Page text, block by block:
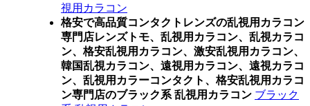
視用カラコン
格安で高品質コンタクトレンズの乱視用カラコン
専門店レンズトモ、乱視用カラコン、乱視カラコ
ン、格安乱視用カラコン、激安乱視用カラコン、
韓国乱視カラコン、遠視用カラコン、遠視カラコ
ン、乱視用カラーコンタクト、格安乱視用カラコ
ン専門店のブラック系 乱視用カラコン ブラック